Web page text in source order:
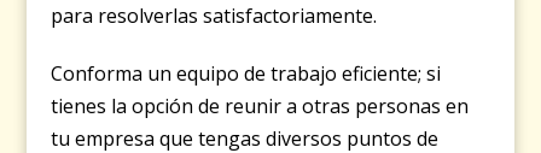
para resolverlas satisfactoriamente.
Conforma un equipo de trabajo eficiente; si
tienes la opción de reunir a otras personas en
tu empresa que tengas diversos puntos de